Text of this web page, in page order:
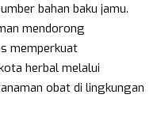
bahan baku jamu.
mendorong
memperkuat
herbal melalui
obat di lingkungan